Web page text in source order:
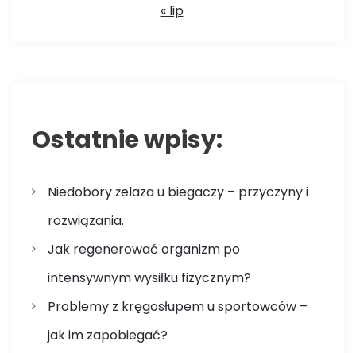
« lip
Ostatnie wpisy:
Niedobory żelaza u biegaczy – przyczyny i
rozwiązania.
Jak regenerować organizm po
intensywnym wysiłku fizycznym?
Problemy z kręgosłupem u sportowców –
jak im zapobiegać?